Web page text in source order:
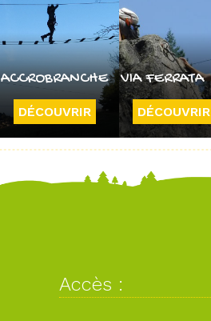
ACCROBRANCHE
DÉCOUVRIR
VIA FERRATA
DÉCOUVRIR
Accès :